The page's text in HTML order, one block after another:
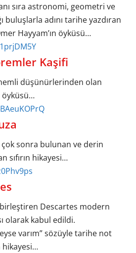
sıra astronomi, geometri ve
buluşlarla adını tarihe yazdıran
Hayyam’ın öyküsü…
Kaşifi
düşünürlerinden olan
öyküsü…
sonra bulunan ve derin
sıfırın hikayesi…
Descartes modern
olarak kabul edildi.
varım” sözüyle tarihe not
hikayesi…